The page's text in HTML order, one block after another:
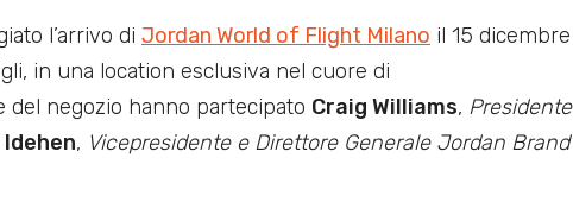
l’arrivo di Jordan World of Flight Milano il 15 dicembre
in una location esclusiva nel cuore di
del negozio hanno partecipato Craig Williams, Presidente
, Vicepresidente e Direttore Generale Jordan Brand